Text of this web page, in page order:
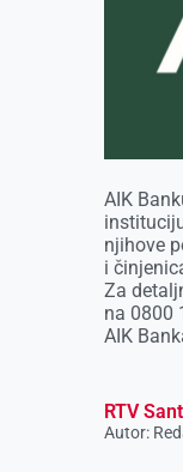
AIK
njihove
i
Za
na 0800
AIK
RTV
Autor: